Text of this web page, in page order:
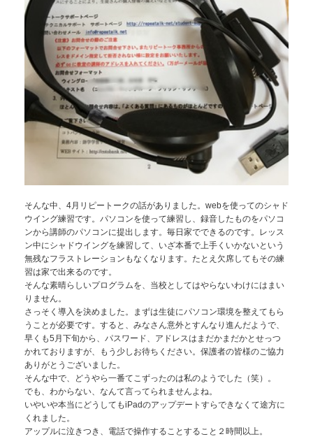
そんな中、4月リピートークの話がありました。webを使ってのシャド
ウイング練習です。パソコンを使って練習し、録音したものをパソコ
ンから講師のパソコンに提出します。毎日家でできるのです。レッス
ン中にシャドウイングを練習して、いざ本番で上手くいかないという
無残なフラストレーションもなくなります。たとえ欠席してもその練
習は家で出来るのです。
そんな素晴らしいプログラムを、当校としてはやらないわけにはまい
りません。
さっそく導入を決めました。まずは生徒にパソコン環境を整えてもら
うことが必要です。すると、みなさん意外とすんなり進んだようで、
早くも5月下旬から、パスワード、アドレスはまだかまだかとせっつ
かれておりますが、もう少しお待ちください。保護者の皆様のご協力
ありがとうございました。
そんな中で、どうやら一番てこずったのは私のようでした（笑）。
でも、わからない、なんて言ってられませんよね。
いやいや本当にどうしてもiPadのアップデートすらできなくて途方に
くれました。
アップルに泣きつき、電話で操作することすること２時間以上。